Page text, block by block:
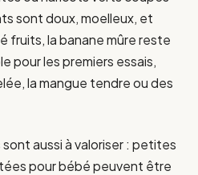
sont doux, moelleux, et
fruits, la banane mûre reste
pour les premiers essais,
la mangue tendre ou des
aussi à valoriser : petites
pour bébé peuvent être